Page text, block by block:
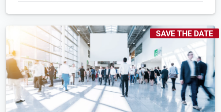
KENNZEICHNUNGEN
SAVE THE DATE